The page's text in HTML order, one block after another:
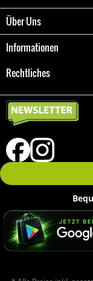
Über Uns
Informationen
Rechtliches